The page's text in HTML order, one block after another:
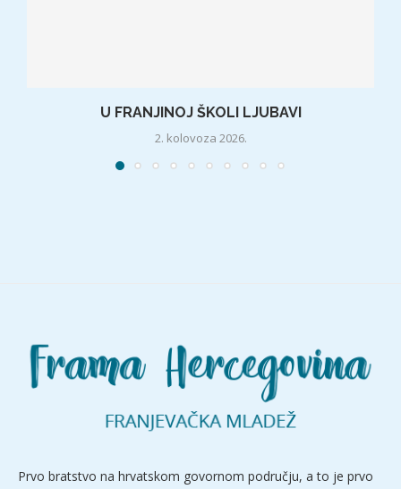
U FRANJINOJ ŠKOLI LJUBAVI
2. kolovoza 2026.
Prvo bratstvo na hrvatskom govornom području, a to je prvo